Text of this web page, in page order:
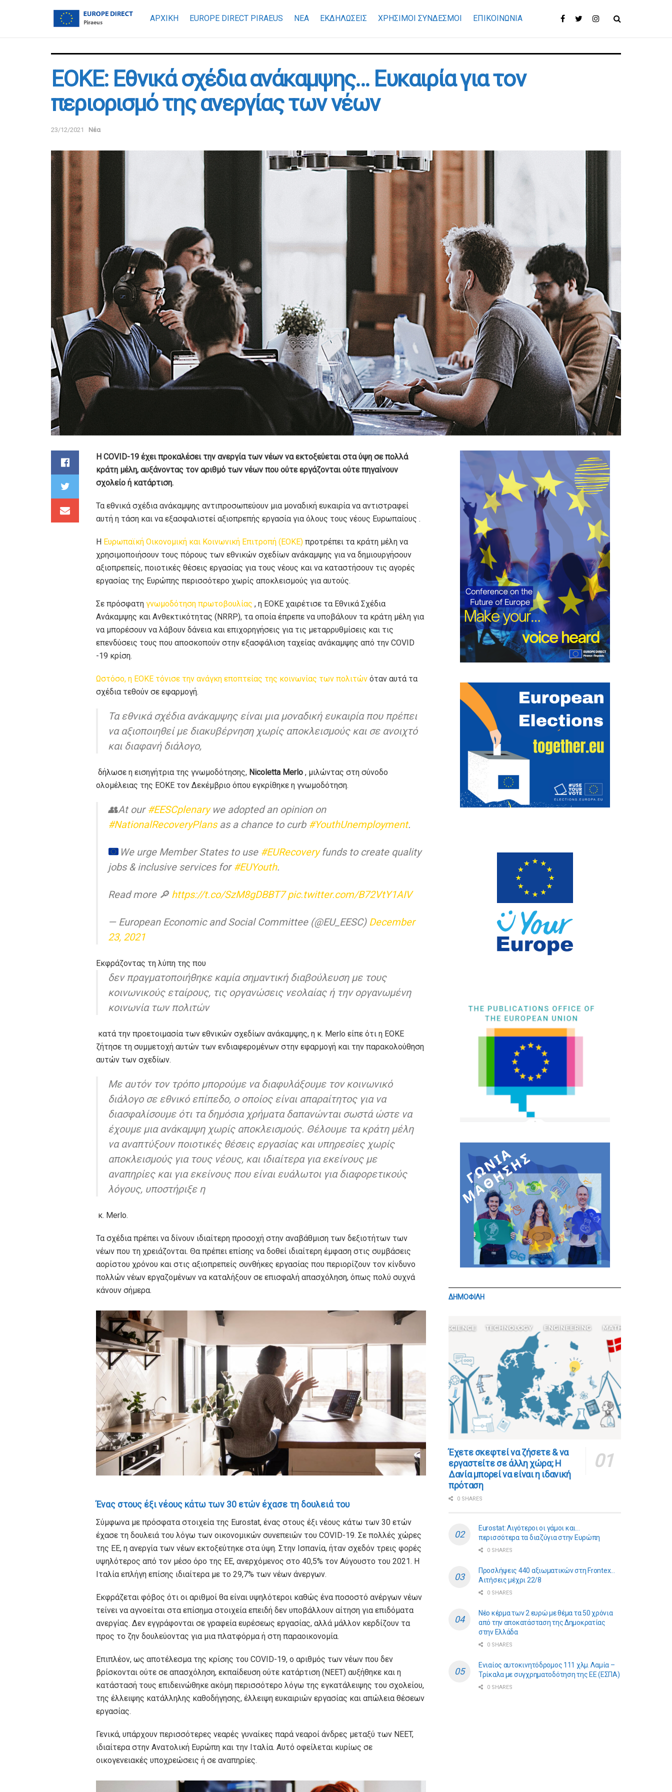
ΑΡΧΙΚΗ EUROPE DIRECT PIRAEUS ΝΕΑ ΕΚΔΗΛΩΣΕΙΣ ΧΡΉΣΙΜΟΙ ΣΎΝΔΕΣΜΟΙ ΕΠΙΚΟΙΝΩΝΊΑ
ΕΟΚΕ: Εθνικά σχέδια ανάκαμψης… Ευκαιρία για τον
περιορισμό της ανεργίας των νέων
23/12/2021 Νέα
Η COVID-19 έχει προκαλέσει την ανεργία των νέων να εκτοξεύεται στα ύψη σε πολλά
κράτη μέλη, αυξάνοντας τον αριθμό των νέων που ούτε εργάζονται ούτε πηγαίνουν
σχολείο ή κατάρτιση.
Τα εθνικά σχέδια ανάκαμψης αντιπροσωπεύουν μια μοναδική ευκαιρία να αντιστραφεί
αυτή η τάση και να εξασφαλιστεί αξιοπρεπής εργασία για όλους τους νέους Ευρωπαίους .
Η Ευρωπαϊκή Οικονομική και Κοινωνική Επιτροπή (ΕΟΚΕ) προτρέπει τα κράτη μέλη να
χρησιμοποιήσουν τους πόρους των εθνικών σχεδίων ανάκαμψης για να δημιουργήσουν
αξιοπρεπείς, ποιοτικές θέσεις εργασίας για τους νέους και να καταστήσουν τις αγορές
εργασίας της Ευρώπης περισσότερο χωρίς αποκλεισμούς για αυτούς.
Σε πρόσφατη γνωμοδότηση πρωτοβουλίας , η ΕΟΚΕ χαιρέτισε τα Εθνικά Σχέδια
Ανάκαμψης και Ανθεκτικότητας (NRRP), τα οποία έπρεπε να υποβάλουν τα κράτη μέλη για
να μπορέσουν να λάβουν δάνεια και επιχορηγήσεις για τις μεταρρυθμίσεις και τις
επενδύσεις τους που αποσκοπούν στην εξασφάλιση ταχείας ανάκαμψης από την COVID
-19 κρίση.
Ωστόσο, η ΕΟΚΕ τόνισε την ανάγκη εποπτείας της κοινωνίας των πολιτών όταν αυτά τα
σχέδια τεθούν σε εφαρμογή.
Τα εθνικά σχέδια ανάκαμψης είναι μια μοναδική ευκαιρία που πρέπει
να αξιοποιηθεί με διακυβέρνηση χωρίς αποκλεισμούς και σε ανοιχτό
και διαφανή διάλογο,
δήλωσε η εισηγήτρια της γνωμοδότησης, Nicoletta Merlo , μιλώντας στη σύνοδο
ολομέλειας της ΕΟΚΕ τον Δεκέμβριο όπου εγκρίθηκε η γνωμοδότηση.
👥At our #EESCplenarywe adopted an opinion on
#NationalRecoveryPlansas a chance to curb #YouthUnemployment.
We urge Member States to use #EURecoveryfunds to create quality
jobs & inclusive services for #EUYouth.
Read more 🔎 https://t.co/SzM8gDBBT7 pic.twitter.com/B72VtY1AIV
— European Economic and Social Committee (@EU_EESC) December
23, 2021
Εκφράζοντας τη λύπη της που
δεν πραγματοποιήθηκε καμία σημαντική διαβούλευση με τους
κοινωνικούς εταίρους, τις οργανώσεις νεολαίας ή την οργανωμένη
κοινωνία των πολιτών
κατά την προετοιμασία των εθνικών σχεδίων ανάκαμψης, η κ. Merlo είπε ότι η ΕΟΚΕ
ζήτησε τη συμμετοχή αυτών των ενδιαφερομένων στην εφαρμογή και την παρακολούθηση
αυτών των σχεδίων.
Με αυτόν τον τρόπο μπορούμε να διαφυλάξουμε τον κοινωνικό
διάλογο σε εθνικό επίπεδο, ο οποίος είναι απαραίτητος για να
διασφαλίσουμε ότι τα δημόσια χρήματα δαπανώνται σωστά ώστε να
έχουμε μια ανάκαμψη χωρίς αποκλεισμούς. Θέλουμε τα κράτη μέλη
να αναπτύξουν ποιοτικές θέσεις εργασίας και υπηρεσίες χωρίς
αποκλεισμούς για τους νέους, και ιδιαίτερα για εκείνους με
αναπηρίες και για εκείνους που είναι ευάλωτοι για διαφορετικούς
λόγους, υποστήριξε η
κ. Merlo.
Τα σχέδια πρέπει να δίνουν ιδιαίτερη προσοχή στην αναβάθμιση των δεξιοτήτων των
νέων που τη χρειάζονται. Θα πρέπει επίσης να δοθεί ιδιαίτερη έμφαση στις συμβάσεις
αορίστου χρόνου και στις αξιοπρεπείς συνθήκες εργασίας που περιορίζουν τον κίνδυνο
πολλών νέων εργαζομένων να καταλήξουν σε επισφαλή απασχόληση, όπως πολύ συχνά
κάνουν σήμερα.
Ένας στους έξι νέους κάτω των 30 ετών έχασε τη δουλειά του
Σύμφωνα με πρόσφατα στοιχεία της Eurostat, ένας στους έξι νέους κάτω των 30 ετών
έχασε τη δουλειά του λόγω των οικονομικών συνεπειών του COVID-19. Σε πολλές χώρες
της ΕΕ, η ανεργία των νέων εκτοξεύτηκε στα ύψη. Στην Ισπανία, ήταν σχεδόν τρεις φορές
υψηλότερος από τον μέσο όρο της ΕΕ, ανερχόμενος στο 40,5% τον Αύγουστο του 2021. Η
Ιταλία επλήγη επίσης ιδιαίτερα με το 29,7% των νέων άνεργων.
Εκφράζεται φόβος ότι οι αριθμοί θα είναι υψηλότεροι καθώς ένα ποσοστό ανέργων νέων
τείνει να αγνοείται στα επίσημα στοιχεία επειδή δεν υποβάλλουν αίτηση για επιδόματα
ανεργίας. Δεν εγγράφονται σε γραφεία ευρέσεως εργασίας, αλλά μάλλον κερδίζουν τα
προς το ζην δουλεύοντας για μια πλατφόρμα ή στη παραοικονομία.
Επιπλέον, ως αποτέλεσμα της κρίσης του COVID-19, ο αριθμός των νέων που δεν
βρίσκονται ούτε σε απασχόληση, εκπαίδευση ούτε κατάρτιση (NEET) αυξήθηκε και η
κατάστασή τους επιδεινώθηκε ακόμη περισσότερο λόγω της εγκατάλειψης του σχολείου,
της έλλειψης κατάλληλης καθοδήγησης, έλλειψη ευκαιριών εργασίας και απώλεια θέσεων
εργασίας.
Γενικά, υπάρχουν περισσότερες νεαρές γυναίκες παρά νεαροί άνδρες μεταξύ των NEET,
ιδιαίτερα στην Ανατολική Ευρώπη και την Ιταλία. Αυτό οφείλεται κυρίως σε
οικογενειακές υποχρεώσεις ή σε αναπηρίες.
ΔΗΜΟΦΙΛΗ
​​Έχετε σκεφτεί να ζήσετε & να
εργαστείτε σε άλλη χώρα; Η
Δανία μπορεί να είναι η ιδανική
πρόταση
0 SHARES
Eurostat: Λιγότεροι οι γάμοι και…
περισσότερα τα διαζύγια στην Ευρώπη
0 SHARES
Προσλήψεις 440 αξιωματικών στη Frontex…
Αιτήσεις μέχρι 22/8
0 SHARES
Νέο κέρμα των 2 ευρώ με θέμα τα 50 χρόνια
από την αποκατάσταση της Δημοκρατίας
στην Ελλάδα
0 SHARES
Ενιαίος αυτοκινητόδρομος 111 χλμ. Λαμία –
Τρίκαλα με συγχρηματοδότηση της ΕE (ΕΣΠΑ)
0 SHARES